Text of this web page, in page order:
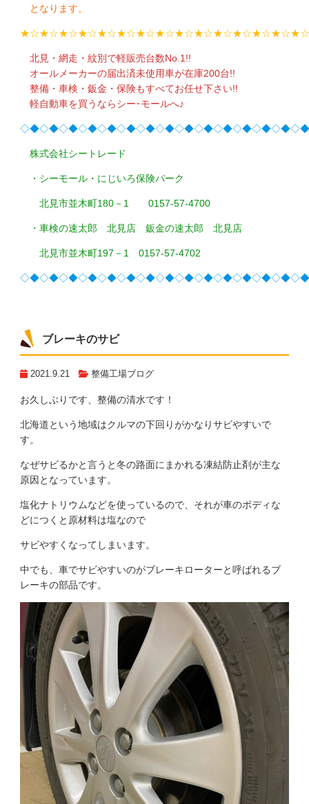
となります。
北見・網走・紋別で軽販売台数No.1!!
オールメーカーの届出済未使用車が在庫200台!!
整備・車検・鈑金・保険もすべてお任せ下さい!!
軽自動車を買うならシー･モールへ♪
株式会社シートレード
・シーモール・にじいろ保険パーク
北見市並木町180－1 0157-57-4700
・車検の速太郎 北見店 鈑金の速太郎 北見店
北見市並木町197－1 0157-57-4702
ブレーキのサビ
2021.9.21 整備工場ブログ
お久しぶりです、整備の清水です！
北海道という地域はクルマの下回りがかなりサビやすいで
す。
なぜサビるかと言うと冬の路面にまかれる凍結防止剤が主な
原因となっています。
塩化ナトリウムなどを使っているので、それが車のボディな
どにつくと原材料は塩なので
サビやすくなってしまいます。
中でも、車でサビやすいのがブレーキローターと呼ばれるブ
レーキの部品です。